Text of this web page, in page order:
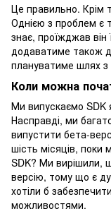
Це правильно. Крім
Однією з проблем є
знає, проїжджав він
додаватиме також
плануватиме шлях
Коли можна
Ми випускаємо SDK
Насправді, ми
випустити бета-
шість місяців,
SDK? Ми вирішили,
версію, тому що є
хотіли б
можливостями.